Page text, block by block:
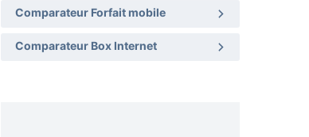
Comparateur Forfait mobile
Comparateur Box Internet